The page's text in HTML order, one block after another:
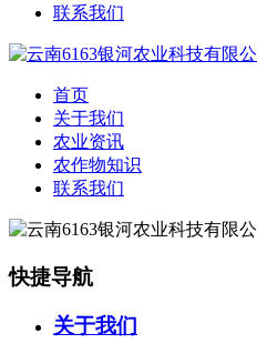
联系我们
首页
关于我们
农业资讯
农作物知识
联系我们
快捷导航
关于我们